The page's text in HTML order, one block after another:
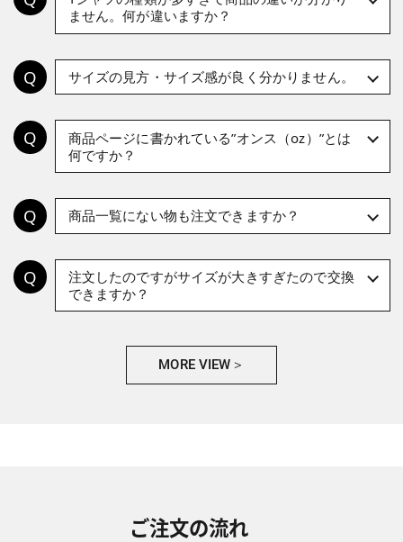
ません。何が違いますか？
サイズの見方・サイズ感が良く分かりません。
商品ページに書かれている”オンス（oz）”とは
何ですか？
商品一覧にない物も注文できますか？
注文したのですがサイズが大きすぎたので交換
できますか？
MORE VIEW
ご注文の流れ